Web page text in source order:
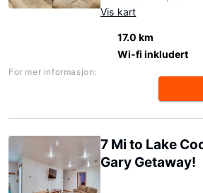
Vis kart
17.0 km
Wi-fi inkludert
For mer informasjon:
7 Mi to Lake
Gary Getaway!